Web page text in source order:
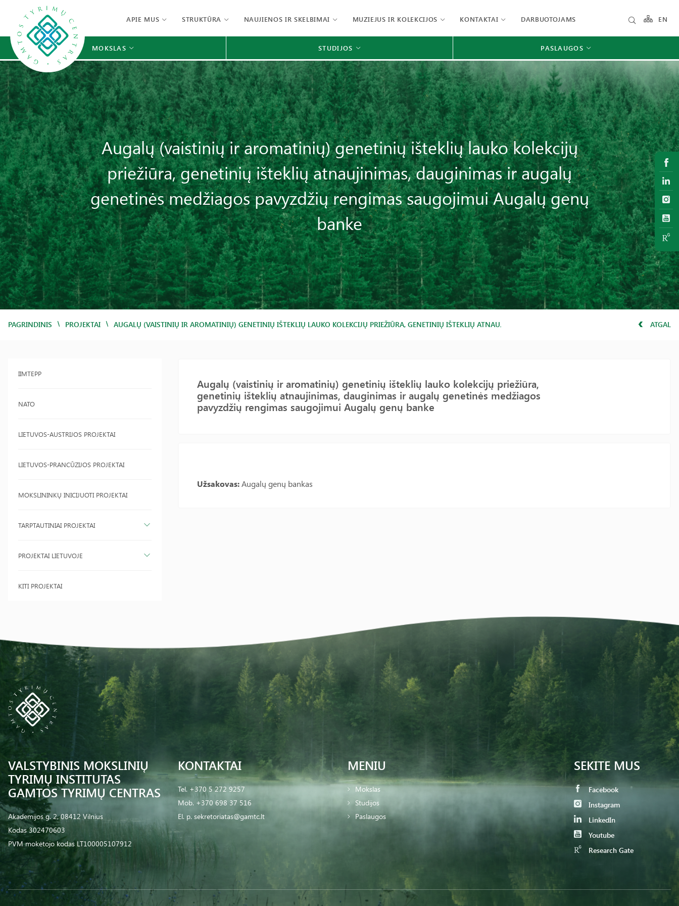
APIE MUS STRUKTŪRA NAUJIENOS IR SKELBIMAI MUZIEJUS IR KOLEKCIJOS KONTAKTAI DARBUOTOJAMS EN
MOKSLAS STUDIJOS PASLAUGOS
Augalų (vaistinių ir aromatinių) genetinių išteklių lauko kolekcijų
priežiūra, genetinių išteklių atnaujinimas, dauginimas ir augalų
genetinės medžiagos pavyzdžių rengimas saugojimui Augalų genų
banke
PAGRINDINIS / PROJEKTAI / AUGALŲ (VAISTINIŲ IR AROMATINIŲ) GENETINIŲ IŠTEKLIŲ LAUKO KOLEKCIJŲ PRIEŽIŪRA, GENETINIŲ IŠTEKLIŲ ATNAUJINIMAS, DAUGINIMAS IR AUGALŲ GENETINĖSATGAL
IIMTEPP
NATO
LIETUVOS-AUSTRIJOS PROJEKTAI
LIETUVOS-PRANCŪZIJOS PROJEKTAI
MOKSLININKŲ INICIJUOTI PROJEKTAI
TARPTAUTINIAI PROJEKTAI
PROJEKTAI LIETUVOJE
KITI PROJEKTAI
Augalų (vaistinių ir aromatinių) genetinių išteklių lauko kolekcijų priežiūra,
genetinių išteklių atnaujinimas, dauginimas ir augalų genetinės medžiagos
pavyzdžių rengimas saugojimui Augalų genų banke
Užsakovas:Augalų genų bankas
VALSTYBINIS MOKSLINIŲ
TYRIMŲ INSTITUTAS
GAMTOS TYRIMŲ CENTRAS
Akademijos g. 2, 08412 Vilnius
Kodas 302470603
PVM mokėtojo kodas LT100005107912
KONTAKTAI
Tel. +370 5 272 9257
Mob. +370 698 37 516
El. p. sekretoriatas@gamtc.lt
MENIU
Mokslas
Studijos
Paslaugos
SEKITE MUS
Facebook
Instagram
LinkedIn
Youtube
Research Gate